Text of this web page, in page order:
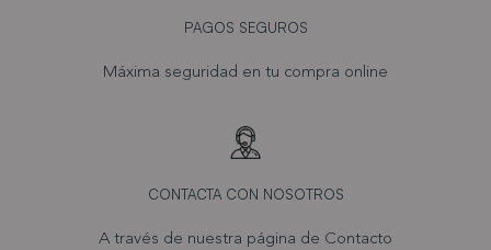
PAGOS SEGUROS
Máxima seguridad en tu compra online
CONTACTA CON NOSOTROS
A través de nuestra página de Contacto